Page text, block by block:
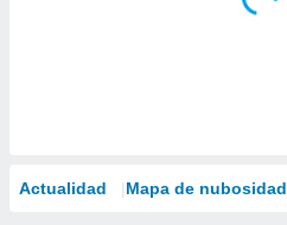
Actualidad Mapa de nubosidad